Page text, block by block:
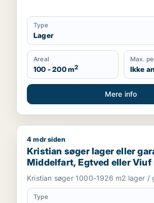
Type
Lager
Areal
100 - 200 m2
Max.
Ikke
Mere info
Kristian søger lager eller
4 mdr siden
Kristian søger lager eller
Middelfart, Egtved eller Viuf
Kristian søger 1000-1926 m2 lager /
Type